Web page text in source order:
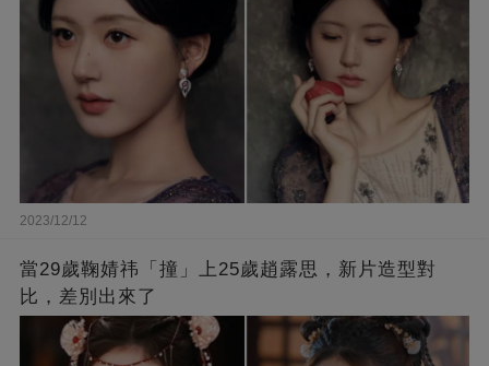
2023/12/12
當29歲鞠婧祎「撞」上25歲趙露思，新片造型對
比，差別出來了